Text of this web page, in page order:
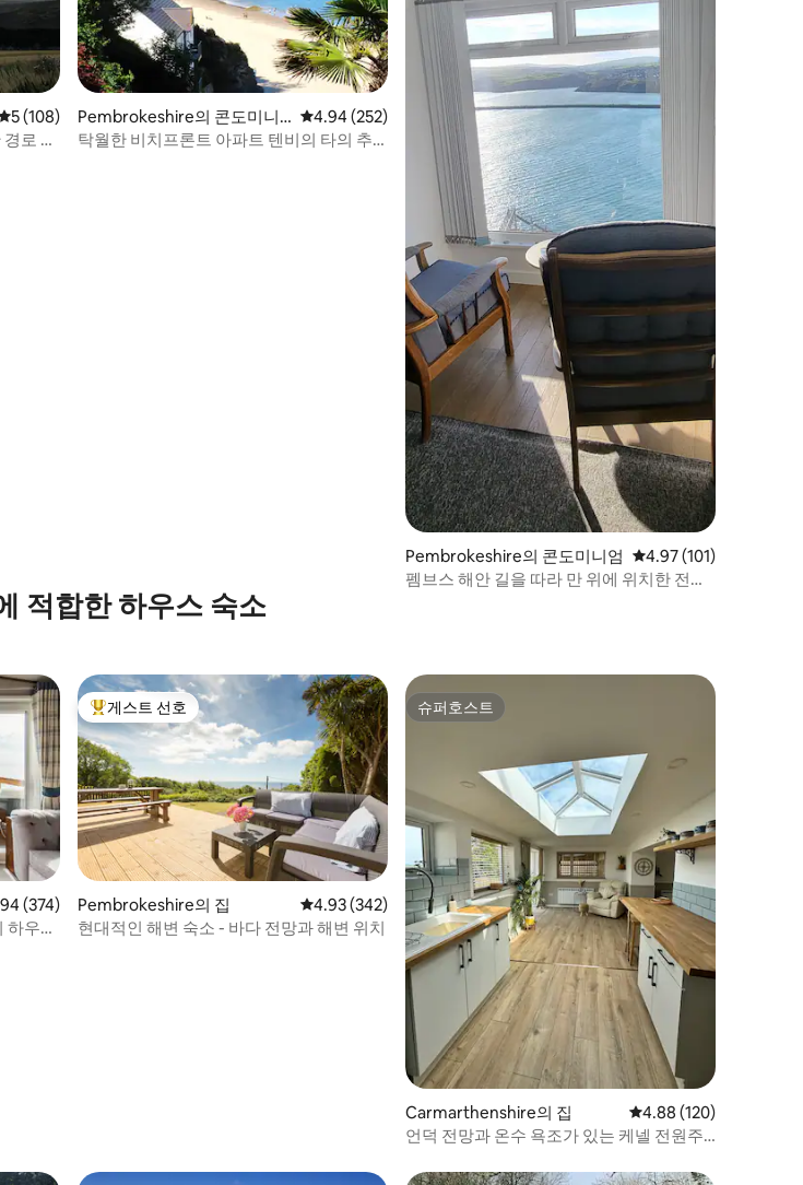
점 5점(5점 만점), 후기 108개
5 (108)
로 접
Pembrokeshire의 콘도미니
엄
평점 4.94점(5점 만점), 후기 252개
4.94 (252)
탁월한 비치프론트 아파트 텐비의 타의 추
Pembrokeshire의 콘도미니엄 평점 4.97점(5점 만점),
4.97 (101)
펨브스 해안 길을 따라 만 위에 위치한 전용
적합한 하우스 숙소
4.94점(5점 만점), 후기 374개
(374)
우스
상위 게스트 선호
게스트 선호
Pembrokeshire의 집 평점 4.93점(5점 만점), 후기 342개
4.93 (342)
현대적인 해변 숙소 - 바다 전망과 해변 위치
슈퍼호스트
슈퍼호스트
Carmarthenshire의 집 평점 4.88점(5점 만점),
4.88 (120)
언덕 전망과 온수 욕조가 있는 케넬 전원주